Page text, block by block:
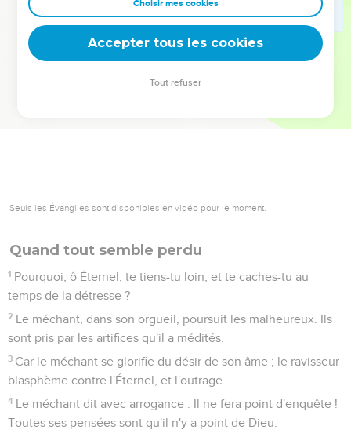
deviennent vos tremplins. Que vous guidiez un ministère, une
équipe, un groupe ou une famille, leur expérience est faite
Seuls les Évangiles sont disponibles en vidéo pour le moment.
Quand tout semble perdu
1 Pourquoi, ô Éternel, te tiens-tu loin, et te caches-tu au
temps de la détresse ?
2 Le méchant, dans son orgueil, poursuit les malheureux. Ils
sont pris par les artifices qu'il a médités.
3 Car le méchant se glorifie du désir de son âme ; le ravisseur
blasphème contre l'Éternel, et l'outrage.
4 Le méchant dit avec arrogance : Il ne fera point d'enquête !
Toutes ses pensées sont qu'il n'y a point de Dieu.
Choisir mes cookies
Accepter tous les cookies
Tout refuser